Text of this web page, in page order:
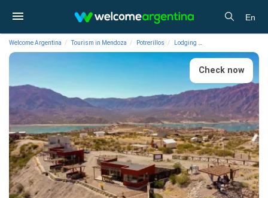
En
Welcome Argentina Tourism in Mendoza Potrerillos Lodging
Check now